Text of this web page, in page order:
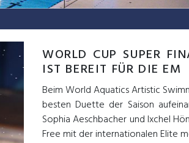
WORLD CUP SUPER
IST BEREIT FÜR DIE EM
Beim World Aquatics Artistic
besten Duette der Saison
Sophia Aeschbacher und Ixchel
Free mit der internationalen Elite